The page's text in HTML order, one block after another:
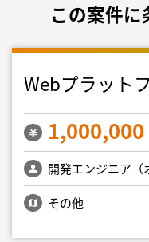
この案件
Webプラット
1,000,000
開発エンジニア（
その他